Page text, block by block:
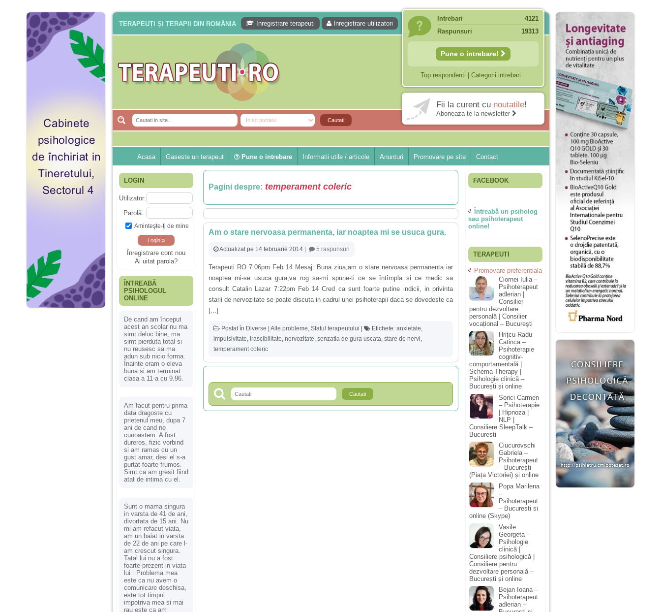
TERAPEUȚI ȘI TERAPII DIN ROMÂNIA Inregistrare terapeuti Inregistrare utilizatori
Intrebari
4121
Raspunsuri
19313
Pune o intrebare!
Top respondenti Categorii intrebari
Fii la curent cu noutatile!
Aboneaza-te la newsletter
Acasa Gaseste un terapeut Pune o intrebare Informatii utile / articole Anunturi Promovare pe site Contact
LOGIN
Utilizator:
Parolă:
Aminteşte-ţi de mine
Înregistrare cont nou
Ai uitat parola?
ÎNTREABĂ
PSIHOLOGUL
ONLINE
De cand am început
acest an scolar nu ma
simt deloc bine, ma
simt pierduta total si
nu reusesc sa ma
adun sub nicio forma.
Înainte eram o eleva
buna si am terminat
clasa a 11-a cu 9.96.
Am facut pentru prima
data dragoste cu
prietenul meu, dupa 7
ani de cand ne
cunoastem. A fost
dureros, fizic vorbind
si am ramas cu un
gust amar, desi el s-a
purtat foarte frumos.
Simt ca am gresit fiind
atat de intima cu el.
Sunt o mama singura
in varsta de 41 de ani,
divortata de 15 ani. Nu
mi-am refacut viata,
am un baiat in varsta
de 22 de ani pe care l-
am crescut singura.
Tatal lui nu a fost
foarte prezent in viata
lui . Problema mea
este ca nu avem o
comunicare deschisa,
este tot timpul
impotriva mea si mai
rau este ca am
Pagini despre: temperament coleric
Am o stare nervoasa permanenta, iar noaptea mi se usuca gura.
Actualizat pe 14 februarie 2014 | 5 raspunsuri
Terapeuti RO 7:06pm Feb 14 Mesaj: Buna ziua,am o stare nervoasa permanenta iar
noaptea mi-se usuca gura,va rog sa-mi spune-ti ce se întîmpla si ce medic sa
consult Catalin Lazar 7:22pm Feb 14 Cred ca sunt foarte putine indicii, in privinta
starii de nervozitate se poate discuta in cadrul unei psihoterapii daca se dovedeste ca
[...]
Postat în Diverse | Alte probleme Sfatul terapeutului | Etichete: anxietate
impulsivitate irascibilitate nervozitate senzatia de gura uscata stare de nervi
temperament coleric
FACEBOOK
Întreabă un psiholog
sau psihoterapeut
online!
TERAPEUTI
Promovare preferentiala
Ciornei Iulia –
Psihoterapeut
adlerian |
Consilier
pentru dezvoltare
personală | Consilier
vocațional – București
Hrițcu-Radu
Catinca –
Psihoterapie
cognitiv-
comportamentală |
Schema Therapy |
Psihologie clinică –
București și online
Sorici Carmen
– Psihoterapie
| Hipnoza |
NLP |
Consiliere SleepTalk –
Bucuresti
Ciucurovschi
Gabriela –
Psihoterapeut
– București
(Piața Victoriei) și online
Popa Marilena
–
Psihoterapeut
– Bucuresti si
online (Skype)
Vasile
Georgeta –
Psihologie
clinică |
Consiliere psihologică |
Consiliere pentru
dezvoltare personală –
București și online
Bejan Ioana –
Psihoterapeut
adlerian –